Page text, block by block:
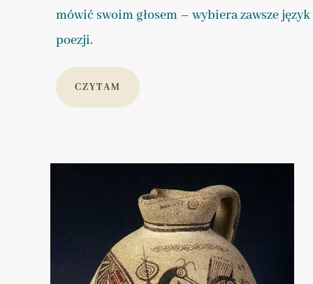
mówić swoim głosem – wybiera zawsze język
poezji.
CZYTAM